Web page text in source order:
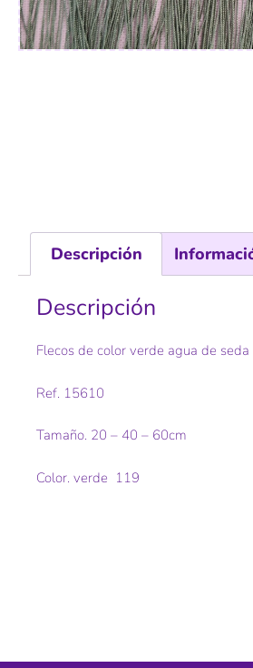
Descripción
Descripción
Flecos de color verde agua de
Ref. 15610
Tamaño. 20 – 40 – 60cm
Color. verde 119